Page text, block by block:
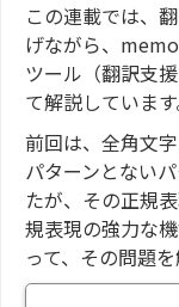
この連載では、
げながら、
ツール（翻訳支
て解説しています
前回は、全角文
パターンとない
たが、その正規
規表現の強力な
って、その問題を